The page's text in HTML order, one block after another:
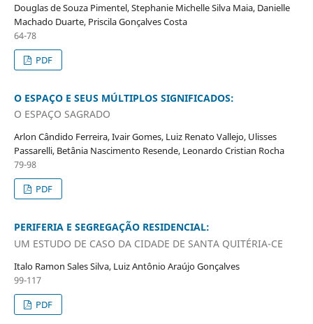
Douglas de Souza Pimentel, Stephanie Michelle Silva Maia, Danielle
Machado Duarte, Priscila Gonçalves Costa
64-78
PDF
O ESPAÇO E SEUS MÚLTIPLOS SIGNIFICADOS:
O ESPAÇO SAGRADO
Arlon Cândido Ferreira, Ivair Gomes, Luiz Renato Vallejo, Ulisses
Passarelli, Betânia Nascimento Resende, Leonardo Cristian Rocha
79-98
PDF
PERIFERIA E SEGREGAÇÃO RESIDENCIAL:
UM ESTUDO DE CASO DA CIDADE DE SANTA QUITÉRIA-CE
Italo Ramon Sales Silva, Luiz Antônio Araújo Gonçalves
99-117
PDF